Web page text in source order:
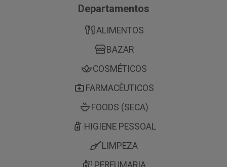
Departamentos
ALIMENTOS
BAZAR
COSMÉTICOS
FARMACÊUTICOS
FOODS (SECA)
HIGIENE PESSOAL
LIMPEZA
PERFUMARIA